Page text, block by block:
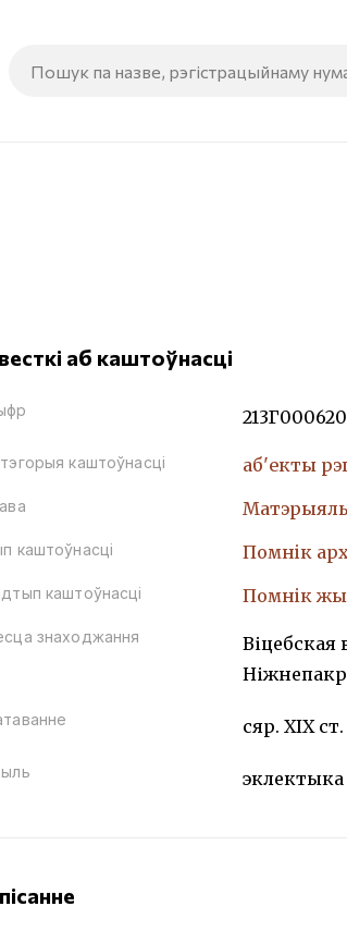
аб каштоўнасці
213Г000620
каштоўнасці аб'екты
каштоўнасці Помнiк
каштоўнасці Помнiк
знаходжання
Віцебская
сяр. ХІХ ст.
эклектыка